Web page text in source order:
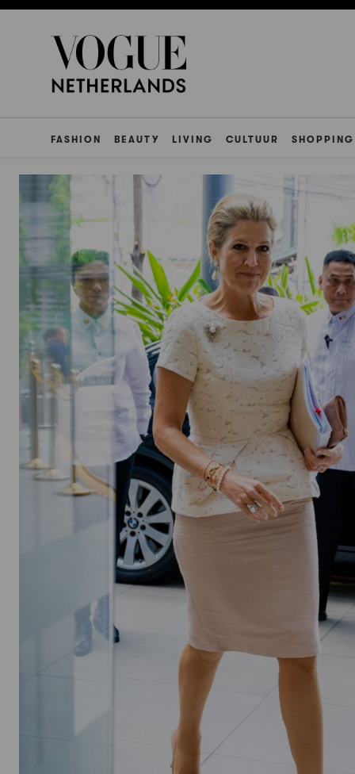
FASHION BEAUTY LIVING CULTUUR SHOPPING